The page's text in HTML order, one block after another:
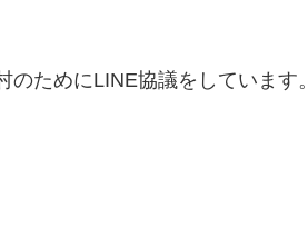
のためにLINE協議をしています。